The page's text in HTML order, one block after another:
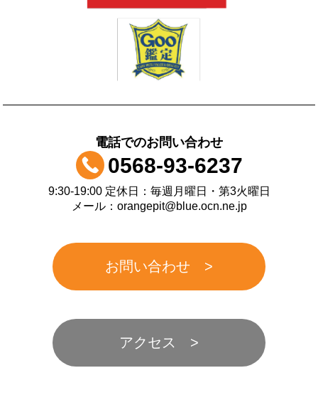
電話でのお問い合わせ
0568-93-6237
9:30-19:00 定休日：毎週月曜日・第3火曜日
メール：orangepit@blue.ocn.ne.jp
お問い合わせ
アクセス